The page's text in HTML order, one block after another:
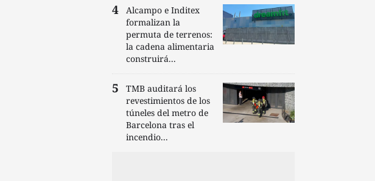
Alcampo e Inditex
formalizan la
permuta de terrenos:
la cadena alimentaria
construirá...
TMB auditará los
revestimientos de los
túneles del metro de
Barcelona tras el
incendio...